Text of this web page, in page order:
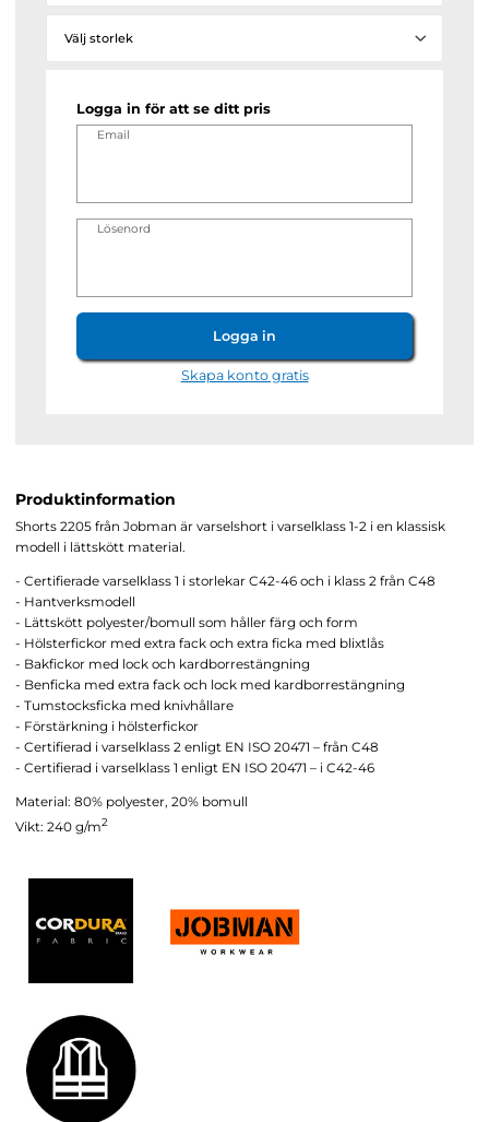
Välj storlek
Logga in för att se ditt pris
Email
Lösenord
Logga in
Skapa konto gratis
Produktinformation
Shorts 2205 från Jobman är varselshort i varselklass 1-2 i en klassisk
modell i lättskött material.
- Certifierade varselklass 1 i storlekar C42-46 och i klass 2 från C48
- Hantverksmodell
- Lättskött polyester/bomull som håller färg och form
- Hölsterfickor med extra fack och extra ficka med blixtlås
- Bakfickor med lock och kardborrestängning
- Benficka med extra fack och lock med kardborrestängning
- Tumstocksficka med knivhållare
- Förstärkning i hölsterfickor
- Certifierad i varselklass 2 enligt EN ISO 20471 – från C48
- Certifierad i varselklass 1 enligt EN ISO 20471 – i C42-46
Material: 80% polyester, 20% bomull
Vikt: 240 g/m2